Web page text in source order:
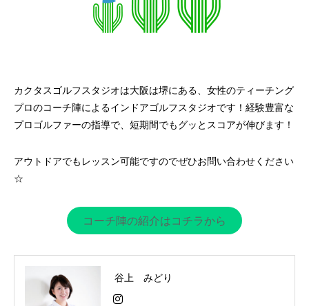
カクタスゴルフスタジオは大阪は堺にある、女性のティーチング
プロのコーチ陣によるインドアゴルフスタジオです！経験豊富な
プロゴルファーの指導で、短期間でもグッとスコアが伸びます！
アウトドアでもレッスン可能ですのでぜひお問い合わせください
☆
コーチ陣の紹介はコチラから
谷上 みどり